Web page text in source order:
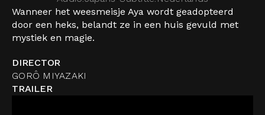
Wanneer het weesmeisje Aya wordt geadopteerd
door een heks, belandt ze in een huis gevuld met
mystiek en magie.
DIRECTOR
GORÔ MIYAZAKI
TRAILER